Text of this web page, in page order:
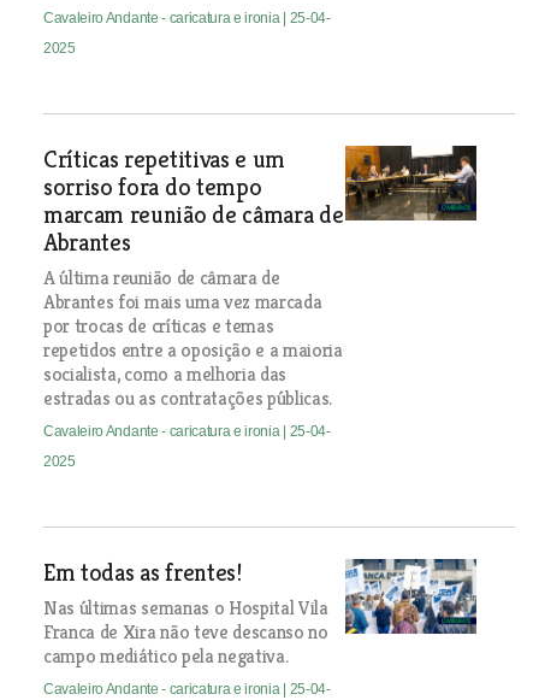
Cavaleiro Andante - caricatura e ironia | 25-04-
2025
Críticas repetitivas e um
sorriso fora do tempo
marcam reunião de câmara de
Abrantes
A última reunião de câmara de
Abrantes foi mais uma vez marcada
por trocas de críticas e temas
repetidos entre a oposição e a maioria
socialista, como a melhoria das
estradas ou as contratações públicas.
Cavaleiro Andante - caricatura e ironia | 25-04-
2025
Em todas as frentes!
Nas últimas semanas o Hospital Vila
Franca de Xira não teve descanso no
campo mediático pela negativa.
Cavaleiro Andante - caricatura e ironia | 25-04-